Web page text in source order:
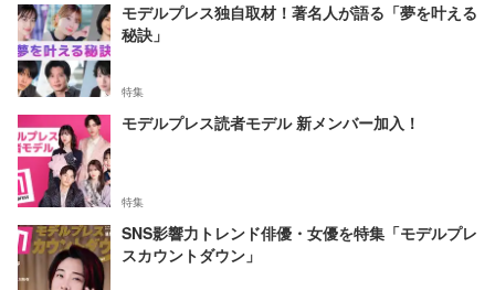
モデルプレス独自取材！著名人が語る「夢を叶える
秘訣」
特集
モデルプレス読者モデル 新メンバー加入！
特集
SNS影響力トレンド俳優・女優を特集「モデルプレ
スカウントダウン」